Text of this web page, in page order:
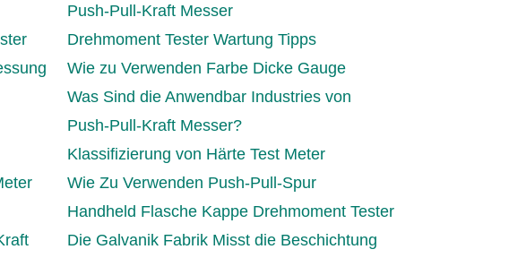
Push-Pull-Kraft Messer
Drehmoment Tester Wartung Tipps
Wie zu Verwenden Farbe Dicke Gauge
Was Sind die Anwendbar Industries von
Push-Pull-Kraft Messer?
Klassifizierung von Härte Test Meter
Wie Zu Verwenden Push-Pull-Spur
Handheld Flasche Kappe Drehmoment Tester
Die Galvanik Fabrik Misst die Beschichtung